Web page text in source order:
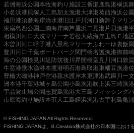
若洲海浜公園本牧海釣り施設三番瀬 鹿島港横浜
小名浜港 貝塚人工島加太漁港大津港葛西海浜公園
福田港須磨海岸清水港 旧江戸川河口 新舞子マリ
東扇島西公園三浦海岸南芦屋浜二見港 片貝漁港
相模川河口 大洗マリーナ若松大蔵海岸玉島Ｅ地区
木曽川河口呼子港 八景島マリーナふれーゆ裏飯
豊川河口千葉ポートパーク関門橋名護漁港御前
海の公園検見川堤防筑後川昇開橋室見川河口敦
牛窓港垂水漁港本渡港明石港鳥取港東幡豆漁港
豊橋大磯港神戸空港親水護岸木更津港武庫川一
洲本港千葉港城ヶ島公園小島漁港吹上浜三崎漁港
宇品波止場公園志賀島漁港大三島フィッシング
市原海釣り施設本荘人工島姪浜漁港古宇利島亀
© FISHING JAPAN All Rights Reserved.
FISHING JAPANは、B.Creation株式会社の日本国におけ